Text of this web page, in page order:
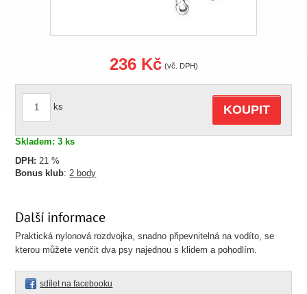
Skladem: 3 ks
DPH: 21 %
Bonus klub:2 body
236 Kč (vč. DPH)
ks KOUPIT
Další informace
Praktická nylonová rozdvojka, snadno připevnitelná na vodíto, se
kterou můžete venčit dva psy najednou s klidem a pohodlím.
sdílet na facebooku